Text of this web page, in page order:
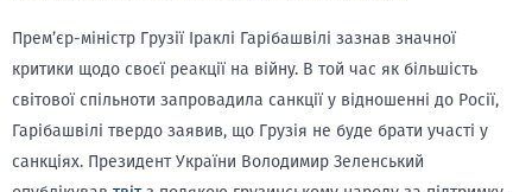
Прем’єр-міністр Грузії Іраклі Гарібашвілі зазнав значної
критики щодо своєї реакції на війну. В той час як більшість
світової спільноти запровадила санкції у відношенні до Росії,
Гарібашвілі твердо заявив, що Грузія не буде брати участі у
санкціях. Президент України Володимир Зеленський